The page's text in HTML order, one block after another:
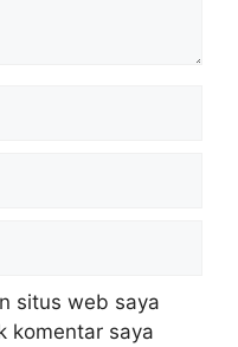
situs web saya
komentar saya